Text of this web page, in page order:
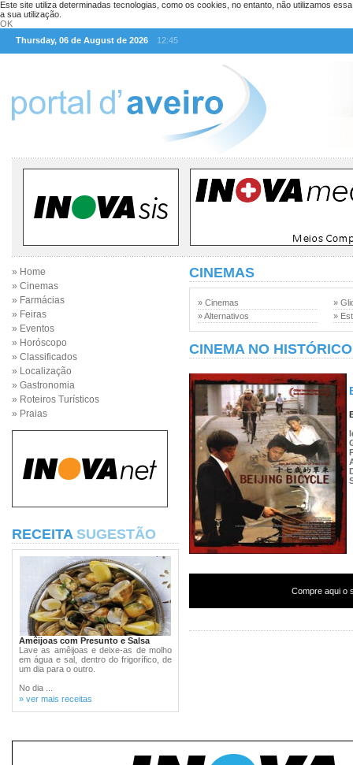
Este site utiliza determinadas tecnologias, como os cookies, no entanto, não utilizamos
a sua utilização.
OK
Thursday, 06 de August de 2026
12:45
» Home
» Cinemas
» Farmácias
» Feiras
» Eventos
» Horóscopo
» Classificados
» Localização
» Gastronomia
» Roteiros Turísticos
» Praias
RECEITA SUGESTÃO
Amêijoas com Presunto e Salsa
Lave as amêijoas e deixe-as de molho
em água e sal, dentro do frigorífico, de
um dia para o outro.
No dia ...
» ver mais receitas
CINEMAS
» Cinemas
» Alternativos
»
»
CINEMA NO HISTÓRICO
Compre aqui o